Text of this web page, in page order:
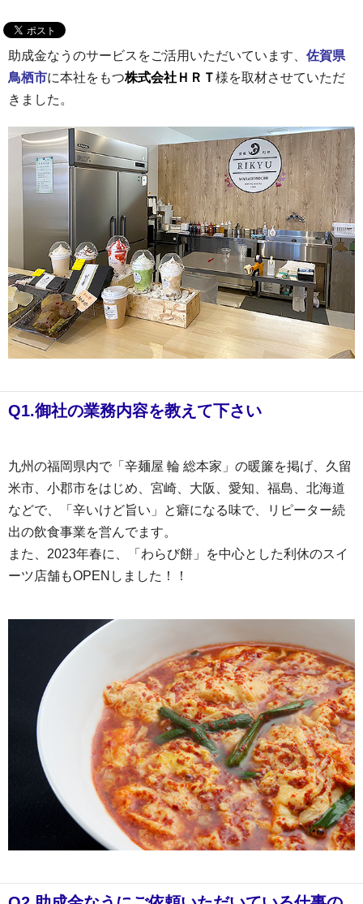
助成金なうのサービスをご活用いただいています、 佐賀県
鳥栖市に本社をもつ株式会社ＨＲＴ様を取材させていただ
きました。
Q1.御社の業務内容を教えて下さい
九州の福岡県内で「辛麺屋 輪 総本家」の暖簾を掲げ、久留
米市、小郡市をはじめ、宮崎、大阪、愛知、福島、北海道
などで、「辛いけど旨い」と癖になる味で、リピーター続
出の飲食事業を営んでます。
また、2023年春に、「わらび餅」を中心とした利休のスイ
ーツ店舗もOPENしました！！